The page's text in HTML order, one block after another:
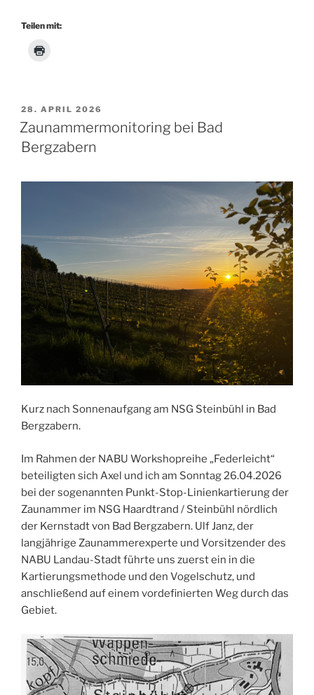
Teilen mit:
VERÖFFENTLICHT
AM
28. APRIL 2026
Zaunammermonitoring bei Bad
Bergzabern
Kurz nach Sonnenaufgang am NSG Steinbühl in Bad
Bergzabern.
Im Rahmen der NABU Workshopreihe „Federleicht“
beteiligten sich Axel und ich am Sonntag 26.04.2026
bei der sogenannten Punkt-Stop-Linienkartierung der
Zaunammer im NSG Haardtrand / Steinbühl nördlich
der Kernstadt von Bad Bergzabern. Ulf Janz, der
langjährige Zaunammerexperte und Vorsitzender des
NABU Landau-Stadt führte uns zuerst ein in die
Kartierungsmethode und den Vogelschutz, und
anschließend auf einem vordefinierten Weg durch das
Gebiet.